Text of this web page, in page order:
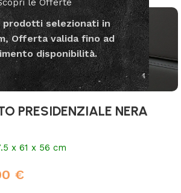
prodotti selezionati in
Offerta valida fino ad
disponibilità.
PRESIDENZIALE NERA
x 61 x 56 cm
€